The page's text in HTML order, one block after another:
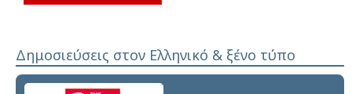
Δημοσιεύσεις στον Ελληνικό & ξένο τύπο